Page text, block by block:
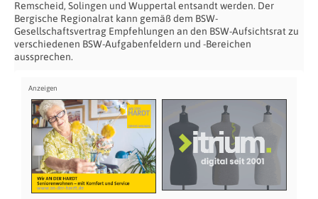
Remscheid, Solingen und Wuppertal entsandt werden. Der
Bergische Regionalrat kann gemäß dem BSW-
Gesellschaftsvertrag Empfehlungen an den BSW-Aufsichtsrat zu
verschiedenen BSW-Aufgabenfeldern und -Bereichen
aussprechen.